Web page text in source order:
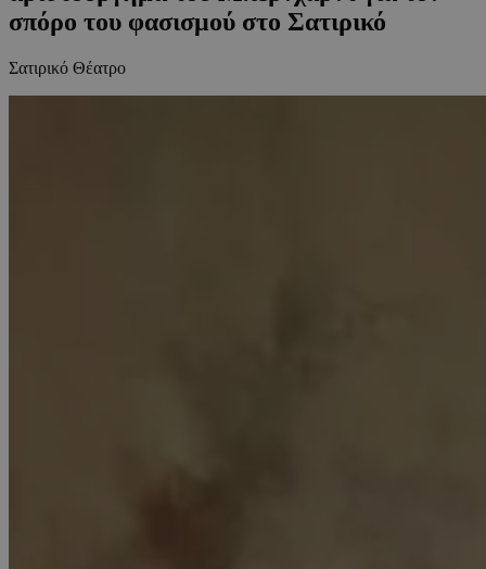
σπόρο του φασισμού στο Σατιρικό
Σατιρικό Θέατρο